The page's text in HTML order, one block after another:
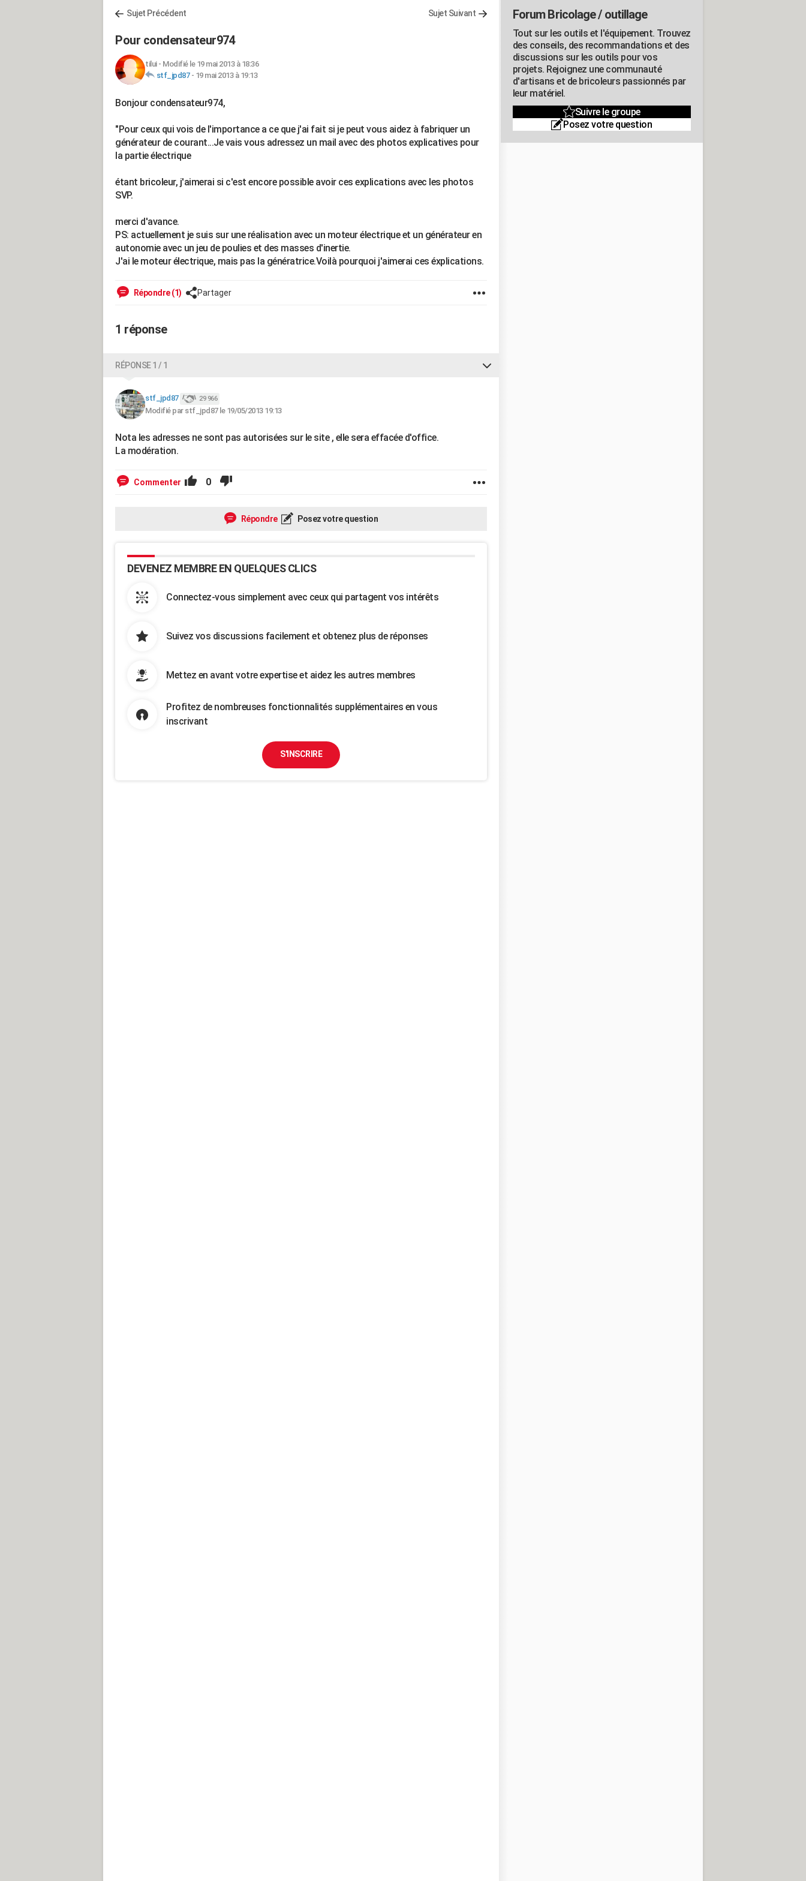
Sujet Précédent Sujet Suivant
Pour condensateur974
tilui- Modifié le 19 mai 2013 à 18:36
stf_jpd87- 19 mai 2013 à 19:13
Bonjour condensateur974,
"Pour ceux qui vois de l'importance a ce que j'ai fait si je peut vous aidez à fabriquer un
générateur de courant...Je vais vous adressez un mail avec des photos explicatives pour
la partie électrique
étant bricoleur, j'aimerai si c'est encore possible avoir ces explications avec les photos
SVP.
merci d'avance.
PS: actuellement je suis sur une réalisation avec un moteur électrique et un générateur en
autonomie avec un jeu de poulies et des masses d'inertie.
J'ai le moteur électrique, mais pas la génératrice.Voilà pourquoi j'aimerai ces éxplications.
Répondre (1) Partager
1 réponse
RÉPONSE 1 / 1
stf_jpd87 29 966
Modifié par stf_jpd87 le 19/05/2013 19:13
Nota les adresses ne sont pas autorisées sur le site , elle sera effacée d'office.
La modération.
Commenter 0
Répondre Posez votre question
DEVENEZ MEMBRE EN QUELQUES CLICS
Connectez-vous simplement avec ceux qui partagent vos intérêts
Suivez vos discussions facilement et obtenez plus de réponses
Mettez en avant votre expertise et aidez les autres membres
Profitez de nombreuses fonctionnalités supplémentaires en vous
inscrivant
S'INSCRIRE
Forum Bricolage / outillage
Tout sur les outils et l'équipement. Trouvez
des conseils, des recommandations et des
discussions sur les outils pour vos
projets. Rejoignez une communauté
d'artisans et de bricoleurs passionnés par
leur matériel.
Suivre le groupe
Posez votre question